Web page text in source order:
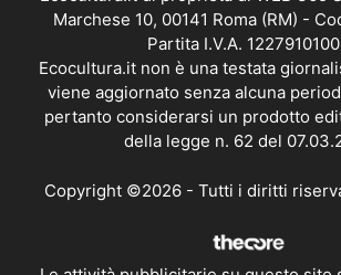
Marchese 10, 00141 Roma (RM) -
Partita I.V.A.
Ecocultura.it non è una testata
viene aggiornato senza alcuna
pertanto considerarsi un prodotto
della legge n. 62 del
Copyright ©2026 - Tutti i diritti